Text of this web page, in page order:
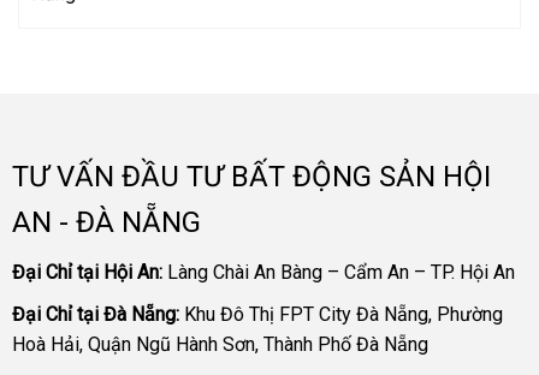
TƯ VẤN ĐẦU TƯ BẤT ĐỘNG SẢN HỘI
AN - ĐÀ NẴNG
Đại Chỉ tại Hội An:Làng Chài An Bàng – Cẩm An – TP. Hội An
Đại Chỉ tại Đà Nẵng:Khu Đô Thị FPT City Đà Nẵng, Phường
Hoà Hải, Quận Ngũ Hành Sơn, Thành Phố Đà Nẵng